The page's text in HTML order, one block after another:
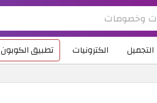
التجميل الكترونيات تطبيق الكوبون